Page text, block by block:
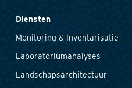
Diensten
Monitoring & Inventarisatie
Laboratoriumanalyses
Landschapsarchitectuur